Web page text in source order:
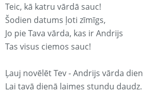
Teic, kā katru vārdā sauc!
Šodien datums ļoti zīmīgs,
Jo pie Tava vārda, kas ir Andrijs
Tas visus ciemos sauc!
Ļauj novēlēt Tev - Andrijs vārda
Lai tavā dienā laimes stundu daudz.